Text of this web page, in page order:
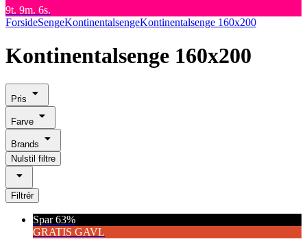
9t. 9m. 6s.
ForsideSengeKontinentalsengeKontinentalsenge 160x200
Kontinentalsenge 160x200
Pris
Farve
Brands
Nulstil filtre
Filtrér
Spar 63%
GRATIS GAVL